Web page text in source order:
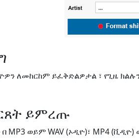
ለመከርከም ይፈቅድልዎታል ፣ የጊዜ
ይምረጡ
MP3 ወይም WAV (ኦዲዮ)፣ MP4